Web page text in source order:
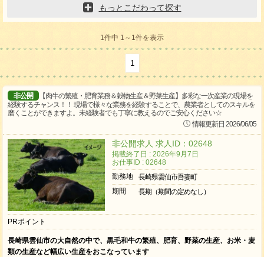
もっとこだわって探す
1件中 1～1件を表示
1
非公開
【肉牛の繁殖・肥育業務＆穀物生産＆野菜生産】多彩な一次産業の現場を
経験するチャンス！！ 現場で様々な業務を経験することで、農業者としてのスキルを
磨くことができますよ。未経験者でも丁寧に教えるのでご安心ください☆
情報更新日 2026/06/05
非公開求人 求人ID：02648
掲載終了日 : 2026年9月7日
お仕事ID : 02648
勤務地
長崎県雲仙市吾妻町
期間
長期（期間の定めなし）
PRポイント
長崎県雲仙市の大自然の中で、黒毛和牛の繁殖、肥育、野菜の生産、お米・麦
類の生産など幅広い生産をおこなっています